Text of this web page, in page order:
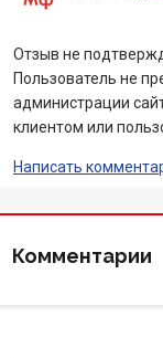
Банки-
Акции
Отзыв не
Пользователь не
администрации
клиентом или
Написать
Комментарии